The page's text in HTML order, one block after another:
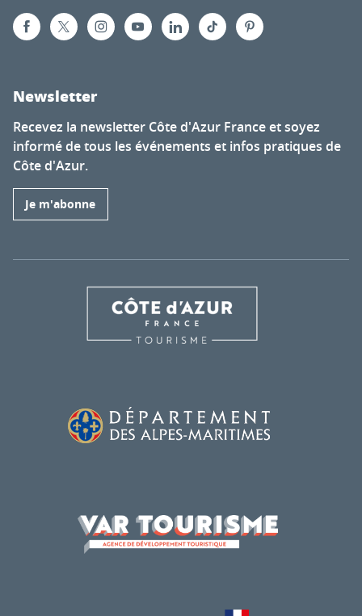
Newsletter
Recevez la newsletter Côte d'Azur France et soyez
informé de tous les événements et infos pratiques de
Côte d'Azur.
Je m'abonne